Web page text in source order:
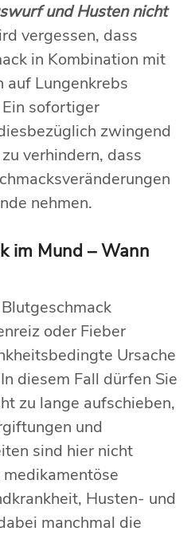
und Husten nicht
vergessen, dass
in Kombination mit
auf Lungenkrebs
sofortiger
zwingend
verhindern, dass
nehmen.
im Mund – Wann
oder Fieber
Ursache
diesem Fall dürfen Sie
zu lange aufschieben,
und
sind hier nicht
Husten- und
manchmal die